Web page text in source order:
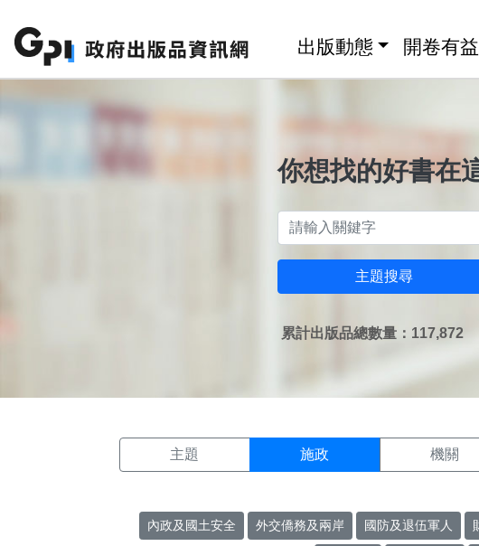
出版動態 開卷有益
你想找的好書在
主題搜尋
累計出版品總數量：117,872
主題 施政 機關
內政及國土安全 外交僑務及兩岸 國防及退伍軍人